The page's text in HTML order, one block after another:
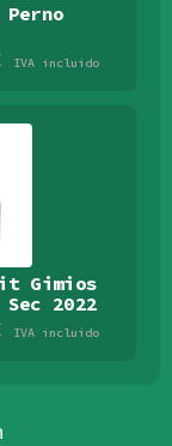
IVA incluido
Gimios
Sec 2022
IVA incluido